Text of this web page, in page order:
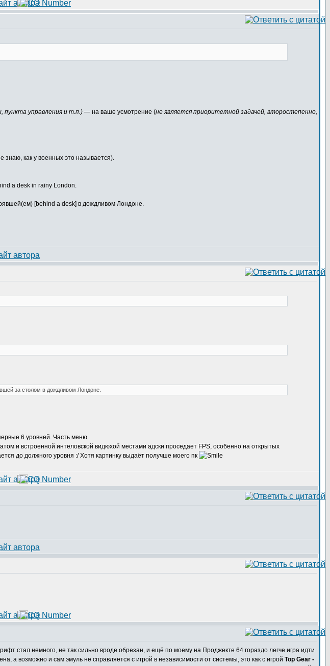
пункта управления и т.п.) — на ваше усмотрение (не является приоритетной задачей, второстепенно,
знаю, как у военных это называется).
a desk in rainy London.
[behind a desk] в дождливом Лондоне.
за столом в дождливом Лондоне.
6 уровней. Часть меню.
и встроенной интеловской видюхой местами адски проседает FPS, особенно на открытых
до должного уровня :/ Хотя картинку выдаёт получше моего пк
стал немного, не так сильно вроде обрезан, и ещё по моему на Проджекте 64 гораздо легче игра идти
возможно и сам эмуль не справляется с игрой в независимости от системы, это как с игрой Top Gear -